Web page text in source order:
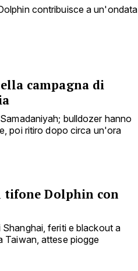
contribuisce a un'ondata
campagna di
bulldozer hanno
poi ritiro dopo circa un'ora
tifone Dolphin con
feriti e blackout a
Taiwan, attese piogge